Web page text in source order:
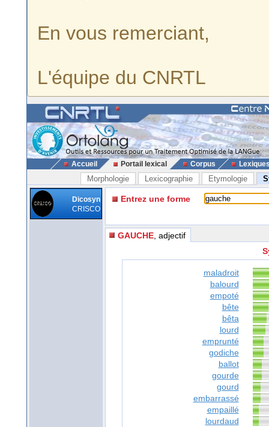
En vous remerciant,
L'équipe du CNRTL
Accueil Portail lexical Corpus
Morphologie Lexicographie Etymologie
Dicosyn
CRISCO
Entrez une forme
GAUCHE , adjectif
maladroit
balourd
empoté
bête
bêta
lourd
emprunté
godiche
ballot
gourde
gourd
embarrassé
empaillé
lourdaud